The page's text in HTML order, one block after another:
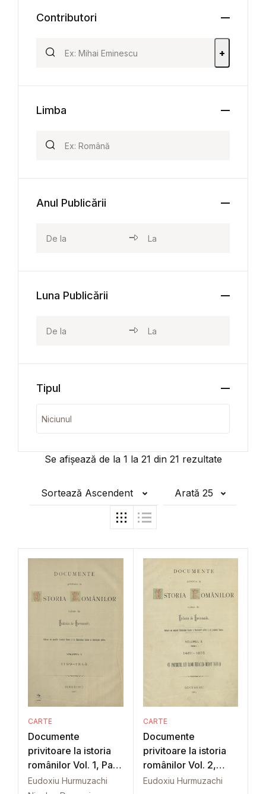
Se afișează de la 1 la 21 din 21 rezultate
Sortează Ascendent Arată 25
CARTE
Documente
privitoare la istoria
românilor Vol. 1, Part.
1
Eudoxiu Hurmuzachi
CARTE
Documente
privitoare la istoria
românilor Vol. 2,
Part. 1
Eudoxiu Hurmuzachi
Contributori
+
Limba
Anul Publicării
Luna Publicării
Tipul